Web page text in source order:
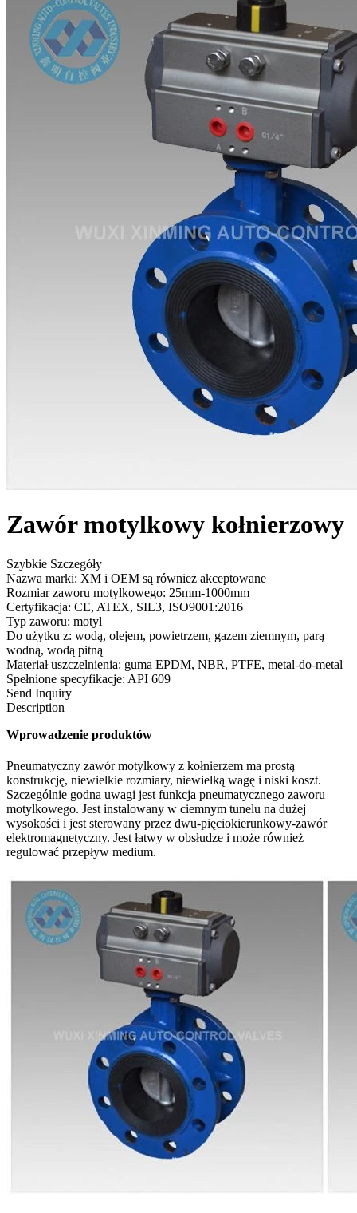
Zawór motylkowy kołnierzowy
Szybkie Szczegóły
Nazwa marki: XM i OEM są również akceptowane
Rozmiar zaworu motylkowego: 25mm-1000mm
Certyfikacja: CE, ATEX, SIL3, ISO9001:2016
Typ zaworu: motyl
Do użytku z: wodą, olejem, powietrzem, gazem ziemnym, parą
wodną, ​​wodą pitną
Materiał uszczelnienia: guma EPDM, NBR, PTFE, metal-do-metal
Spełnione specyfikacje: API 609
Send Inquiry
Description
Wprowadzenie produktów
Pneumatyczny zawór motylkowy z kołnierzem ma prostą
konstrukcję, niewielkie rozmiary, niewielką wagę i niski koszt.
Szczególnie godna uwagi jest funkcja pneumatycznego zaworu
motylkowego. Jest instalowany w ciemnym tunelu na dużej
wysokości i jest sterowany przez dwu-pięciokierunkowy-zawór
elektromagnetyczny. Jest łatwy w obsłudze i może również
regulować przepływ medium.